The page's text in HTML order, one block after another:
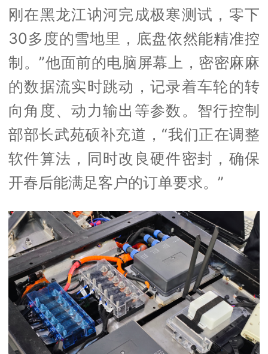
刚在黑龙江讷河完成极寒测试，零下
30多度的雪地里，底盘依然能精准控
制。”他面前的电脑屏幕上，密密麻麻
的数据流实时跳动，记录着车轮的转
向角度、动力输出等参数。智行控制
部部长武苑硕补充道，“我们正在调整
软件算法，同时改良硬件密封，确保
开春后能满足客户的订单要求。”